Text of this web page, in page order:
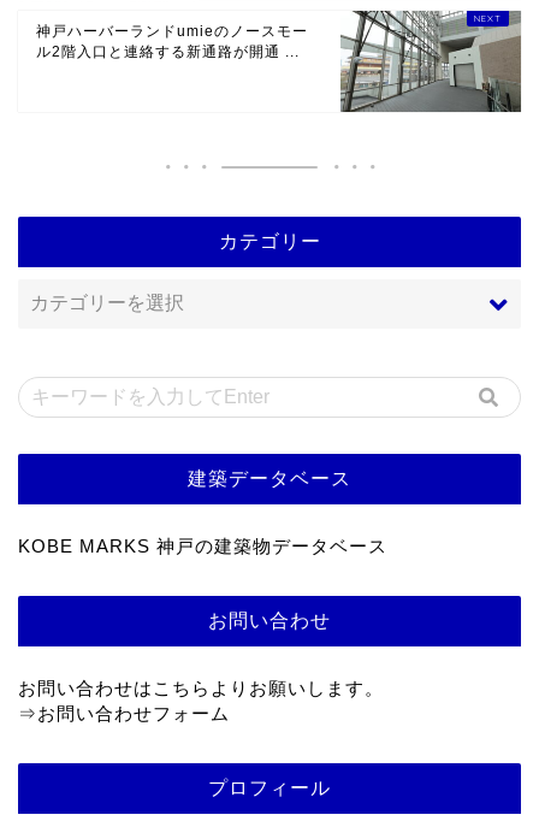
神戸ハーバーランドumieのノースモー
ル2階入口と連絡する新通路が開通 ...
カテゴリー
建築データベース
KOBE MARKS 神戸の建築物データベース
お問い合わせ
お問い合わせはこちらよりお願いします。
⇒お問い合わせフォーム
プロフィール